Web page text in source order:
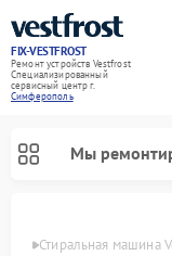
FIX-VESTFROST
Ремонт устройств Vestfrost
Специализированный
cервисный центр г.
Симферополь
Мы
Стиральная машина